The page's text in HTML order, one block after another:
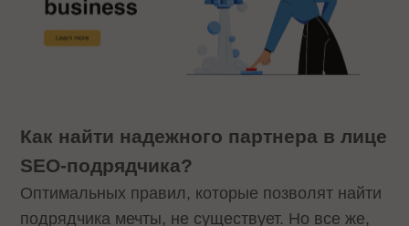
Как найти надежного партнера в лице
SEO-подрядчика?
Оптимальных правил, которые позволят найти
подрядчика мечты, не существует. Но все же,